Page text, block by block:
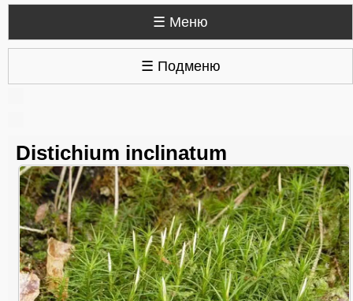
☰ Меню
☰ Подменю
Distichium inclinatum